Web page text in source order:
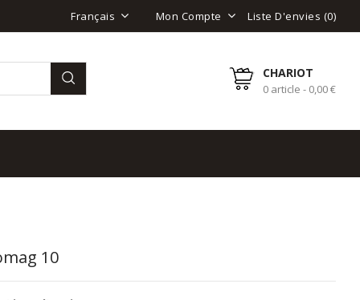
Français Mon Compte Liste D'envies (0)
CHARIOT
0 article - 0,00 €
10